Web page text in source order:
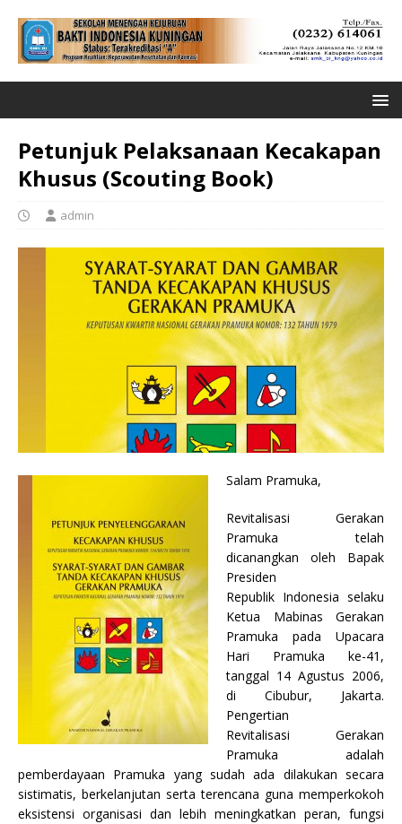
Petunjuk Pelaksanaan Kecakapan
Khusus (Scouting Book)
admin
Salam Pramuka,
Revitalisasi Gerakan
Pramuka telah
dicanangkan oleh Bapak
Presiden
Republik Indonesia selaku
Ketua Mabinas Gerakan
Pramuka pada Upacara
Hari Pramuka ke-41,
tanggal 14 Agustus 2006,
di Cibubur, Jakarta.
Pengertian
Revitalisasi Gerakan
Pramuka adalah
pemberdayaan Pramuka yang sudah ada dilakukan secara
sistimatis, berkelanjutan serta terencana guna memperkokoh
eksistensi organisasi dan lebih meningkatkan peran, fungsi